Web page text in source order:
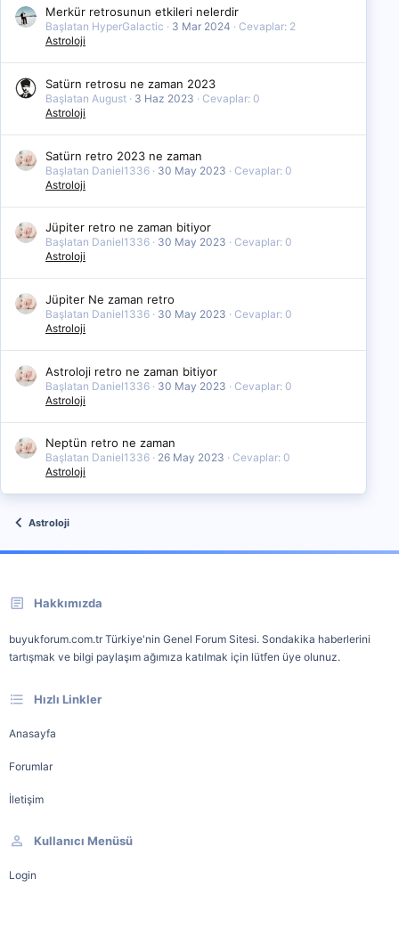
Merkür retrosunun etkileri nelerdir
Başlatan HyperGalactic 3 Mar 2024
Cevaplar: 2
Astroloji
Satürn retrosu ne zaman 2023
Başlatan August 3 Haz 2023
Cevaplar: 0
Astroloji
Satürn retro 2023 ne zaman
Başlatan Daniel1336 30 May 2023
Cevaplar: 0
Astroloji
Jüpiter retro ne zaman bitiyor
Başlatan Daniel1336 30 May 2023
Cevaplar: 0
Astroloji
Jüpiter Ne zaman retro
Başlatan Daniel1336 30 May 2023
Cevaplar: 0
Astroloji
Astroloji retro ne zaman bitiyor
Başlatan Daniel1336 30 May 2023
Cevaplar: 0
Astroloji
Neptün retro ne zaman
Başlatan Daniel1336 26 May 2023
Cevaplar: 0
Astroloji
Astroloji
Hakkımızda
buyukforum.com.tr Türkiye'nin Genel Forum Sitesi. Sondakika haberlerini
tartışmak ve bilgi paylaşım ağımıza katılmak için lütfen üye olunuz.
Hızlı Linkler
Anasayfa
Forumlar
İletişim
Kullanıcı Menüsü
Login